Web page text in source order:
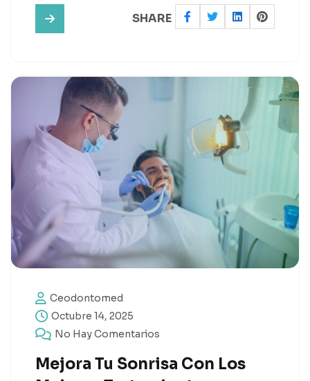
SHARE
Ceodontomed
Octubre 14, 2025
No Hay Comentarios
Mejora Tu Sonrisa Con Los